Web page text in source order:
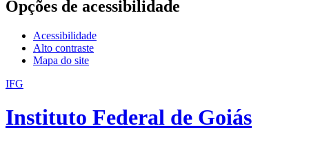
Opções de acessibilidade
Acessibilidade
Alto contraste
Mapa do site
IFG
Instituto Federal de Goiás